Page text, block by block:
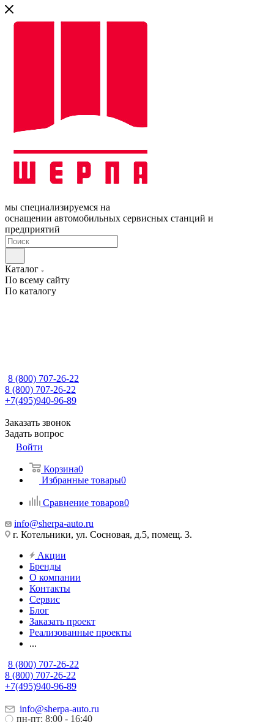
мы специализируемся на
оснащении автомобильных сервисных станций и
предприятий
Каталог
По всему сайту
По каталогу
8 (800) 707-26-22
8 (800) 707-26-22
+7(495)940-96-89
Заказать звонок
Задать вопрос
Войти
Корзина0
Избранные товары0
Сравнение товаров0
info@sherpa-auto.ru
г. Котельники, ул. Сосновая, д.5, помещ. 3.
Акции
Бренды
О компании
Контакты
Сервис
Блог
Заказать проект
Реализованные проекты
...
8 (800) 707-26-22
8 (800) 707-26-22
+7(495)940-96-89
info@sherpa-auto.ru
пн-пт: 8:00 - 16:40